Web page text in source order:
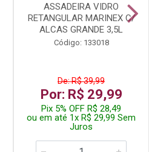
ASSADEIRA VIDRO
RETANGULAR MARINEX C/
ALCAS GRANDE 3,5L
Código: 133018
De: R$ 39,99
Por: R$ 29,99
Pix 5% OFF R$ 28,49
ou em até 1x R$ 29,99 Sem
Juros